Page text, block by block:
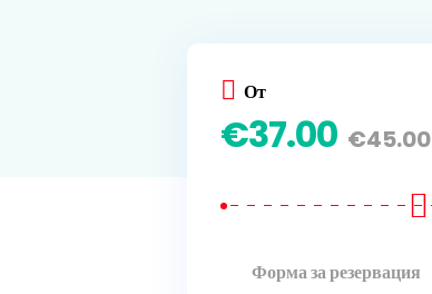
От
€37.00 €45.00
Форма за резервация